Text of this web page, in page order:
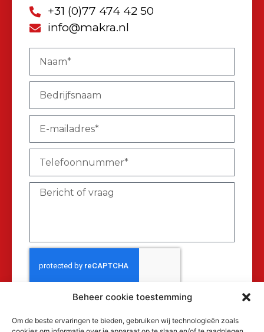
Beheer cookie toestemming
Om de beste ervaringen te bieden, gebruiken wij technologieën zoals
+31 (0)77 474 42 50
info@makra.nl
Verzenden